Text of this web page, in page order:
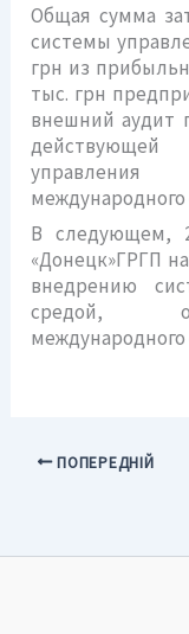
Общая сумма
системы
грн из
тыс. грн
внешний аудит
управления
международного
В следующем,
«Донецк»ГРГП
внедрению
средой,
международного
ПОПЕРЕДНІЙ